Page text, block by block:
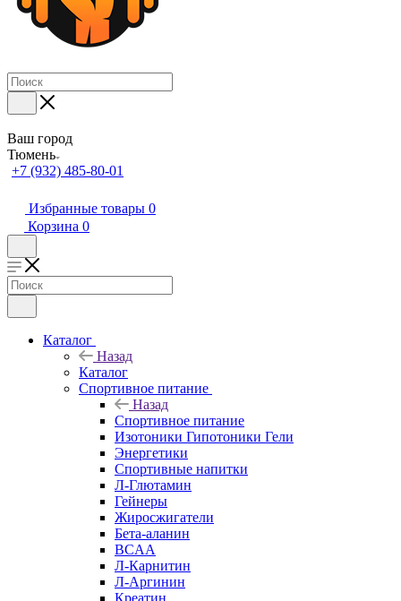
Ваш город
Тюмень
+7 (932) 485-80-01
Избранные товары 0
Корзина 0
Каталог
Назад
Каталог
Спортивное питание
Назад
Спортивное питание
Изотоники Гипотоники Гели
Энергетики
Спортивные напитки
Л-Глютамин
Гейнеры
Жиросжигатели
Бета-аланин
BCAA
Л-Карнитин
Л-Аргинин
Креатин